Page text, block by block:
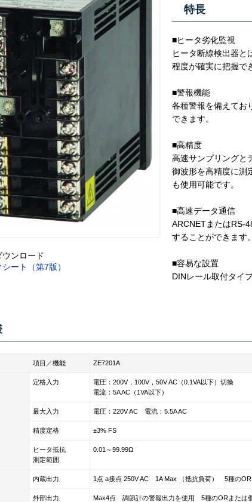
ンロード
ート（第7版）
特長
■ヒータ劣化監視
ヒータ断線検出器と
程度が確実に把握で
■警報機能
各種警報を備えてお
できます。
■高精度
高速サンプリングと
御波形を高精度に測
も使用可能です。
■高速データ通信
ARCNETまたはRS-
することができます。
■容易な設置
DINレール取付タイ
項目／機能 ZE7201A
定格入力
電圧：200V，100V，50V AC（0.1VA以下）切換
電流：5A AC（1VA以下）
最大入力 電圧：220V AC 電流：5.5A AC
精度定格 ±3% FS
ヒータ抵抗
測定範囲
0.01～99.99Ω
内蔵出力 1点 a接点 250V AC 1A Max （抵抗負荷） 5種のOR
外部出力 Max4点 調節計の警報出力を使用 5種のORまたは